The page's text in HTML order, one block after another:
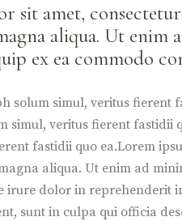
sit amet,
aliqua. Ut enim
ex ea commodo
solum simul, veritus fierent
simul, veritus fierent fastidii
fastidii quo ea.Lorem
aliqua. Ut enim ad
irure dolor in
sunt in culpa qui officia